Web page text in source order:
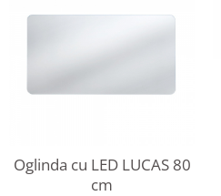
Oglinda cu LED LUCAS 80
cm